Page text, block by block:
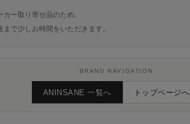
カー取り寄せ品のため、
まで少しお時間をいただきます。
BRAND NAVIGATION
ANINSANE 一覧へ トップページへ